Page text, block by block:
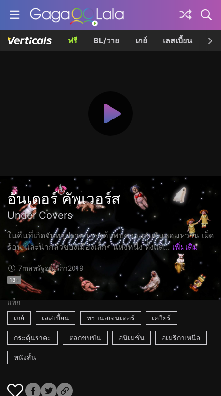
ฟรี BL/วาย เกย์ เลสเบี้ยน เค
อันเดอร์ คัพเวอร์ส
Under Covers
ในคืนที่เกิดจันทรุปราคา เราค้นพบความลับอันหอมหวาน เผ็ด
ร้อน และน่ากลัวของเมืองเล็กๆ แห่งหนึ่ง ตั้งแต่... เพิ่มเติม
7mสหรัฐอเมริกา2019
18+
แท็ก
เกย์
เลสเบี้ยน ทรานสเจนเดอร์ เควียร์
กระตุ้นราคะ ตลกขบขัน อนิเมชั่น อเมริกาเหนือ
หนังสั้น